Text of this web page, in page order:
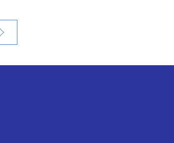
市举办“第八次华北五省市电子显微学
验室协作服务交流会”。会期6天。本次
请有关专家作精彩的大会报告，并组织